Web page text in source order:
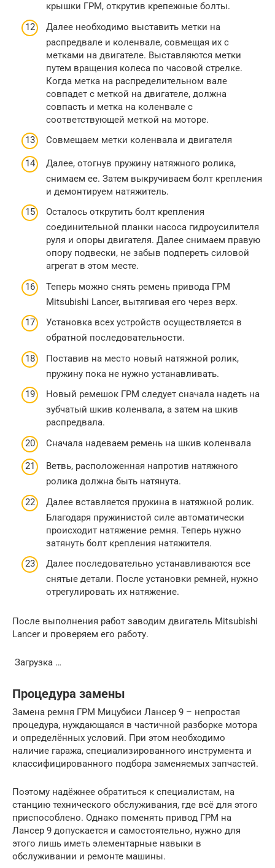
крышки ГРМ, открутив крепежные болты.
Далее необходимо выставить метки на
распредвале и коленвале, совмещая их с
метками на двигателе. Выставляются метки
путем вращения колеса по часовой стрелке.
Когда метка на распределительном вале
совпадет с меткой на двигателе, должна
совпасть и метка на коленвале с
соответствующей меткой на моторе.
Совмещаем метки коленвала и двигателя
Далее, отогнув пружину натяжного ролика,
снимаем ее. Затем выкручиваем болт крепления
и демонтируем натяжитель.
Осталось открутить болт крепления
соединительной планки насоса гидроусилителя
руля и опоры двигателя. Далее снимаем правую
опору подвески, не забыв подпереть силовой
агрегат в этом месте.
Теперь можно снять ремень привода ГРМ
Mitsubishi Lancer, вытягивая его через верх.
Установка всех устройств осуществляется в
обратной последовательности.
Поставив на место новый натяжной ролик,
пружину пока не нужно устанавливать.
Новый ремешок ГРМ следует сначала надеть на
зубчатый шкив коленвала, а затем на шкив
распредвала.
Сначала надеваем ремень на шкив коленвала
Ветвь, расположенная напротив натяжного
ролика должна быть натянута.
Далее вставляется пружина в натяжной ролик.
Благодаря пружинистой силе автоматически
происходит натяжение ремня. Теперь нужно
затянуть болт крепления натяжителя.
Далее последовательно устанавливаются все
снятые детали. После установки ремней, нужно
отрегулировать их натяжение.
После выполнения работ заводим двигатель Mitsubishi
Lancer и проверяем его работу.
Загрузка …
Процедура замены
Замена ремня ГРМ Мицубиси Лансер 9 – непростая
процедура, нуждающаяся в частичной разборке мотора
и определённых условий. При этом необходимо
наличие гаража, специализированного инструмента и
классифицированного подбора заменяемых запчастей.
Поэтому надёжнее обратиться к специалистам, на
станцию технического обслуживания, где всё для этого
приспособлено. Однако поменять привод ГРМ на
Лансер 9 допускается и самостоятельно, нужно для
этого лишь иметь элементарные навыки в
обслуживании и ремонте машины.